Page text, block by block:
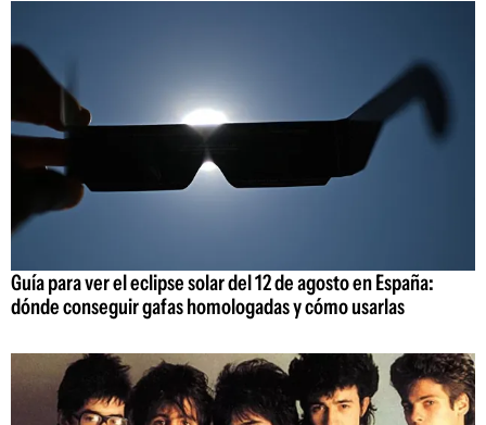
Guía para ver el eclipse solar del 12 de agosto en España:
dónde conseguir gafas homologadas y cómo usarlas